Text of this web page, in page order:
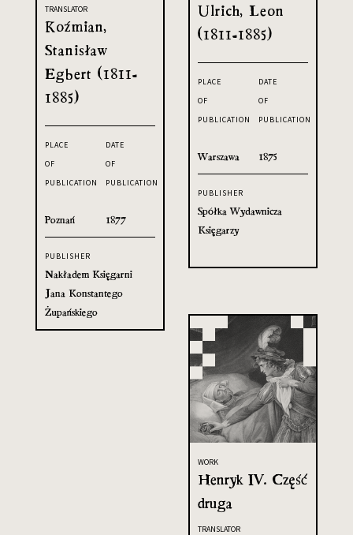
TRANSLATOR
Koźmian,
Stanisław
Egbert (1811-
1885)
PLACE
OF
PUBLICATION
Poznań
DATE
OF
PUBLICATION
1877
PUBLISHER
Nakładem Księgarni
Jana Konstantego
Żupańskiego
Ulrich, Leon
(1811-1885)
PLACE
OF
PUBLICATION
Warszawa
DATE
OF
PUBLICATION
1875
PUBLISHER
Spółka Wydawnicza
Księgarzy
WORK
Henryk IV. Część
druga
TRANSLATOR